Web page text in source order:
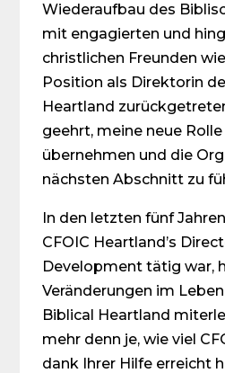
Wiederaufbau des
mit engagierten und
christlichen Freunden
Position als Direktorin
Heartland
geehrt, meine neue
übernehmen und die
nächsten Abschnitt zu
In den letzten fünf
CFOIC Heartland’s
Development tätig war,
Veränderungen im
Biblical Heartland
mehr denn je, wie viel
dank Ihrer Hilfe erreicht